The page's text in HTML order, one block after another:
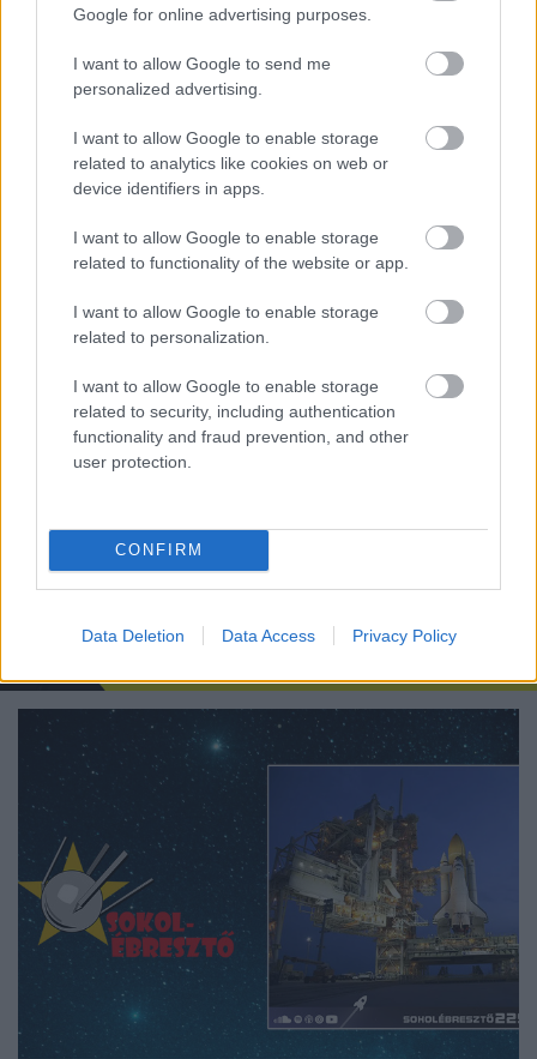
Google for online advertising purposes.
I want to allow Google to send me
personalized advertising.
I want to allow Google to enable storage
related to analytics like cookies on web or
device identifiers in apps.
I want to allow Google to enable storage
related to functionality of the website or app.
I want to allow Google to enable storage
related to personalization.
I want to allow Google to enable storage
related to security, including authentication
functionality and fraud prevention, and other
user protection.
CONFIRM
Data Deletion Data Access Privacy Policy
Újraterveztés a Hold-programban
Sokolébresztő – az űrös műsor #230
Sokolébresztő•2026. április 08.
A műsorban az elmúlt hetek rendkívüli fejleményeit
tekintjük át az amerikai emberes űrprogramot
illetően. Jared Isaacman, a NASA vezetője több
fontos bejelentést is tett: az Artemis Hold-program
radikálisan újratervezett jövőjéről, a Nemzetközi